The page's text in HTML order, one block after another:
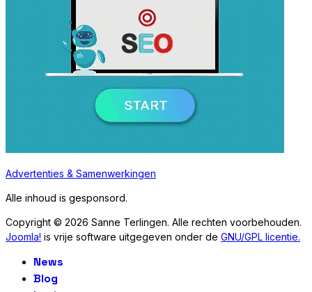
Advertenties & Samenwerkingen
Alle inhoud is gesponsord.
Copyright © 2026 Sanne Terlingen. Alle rechten voorbehouden.
Joomla! is vrije software uitgegeven onder de GNU/GPL licentie.
News
Blog